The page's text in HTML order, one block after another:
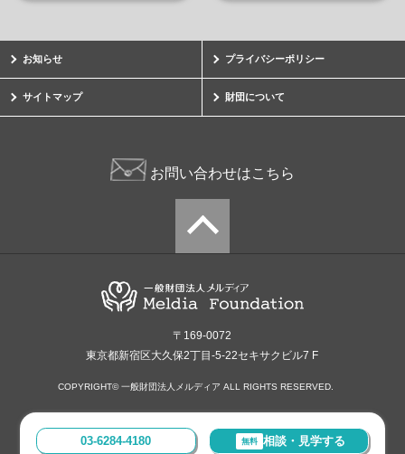
03-6284-4180 無料 相談・見学する
お知らせ プライバシーポリシー
サイトマップ 財団について
お問い合わせはこちら
〒169-0072
東京都新宿区大久保2丁目-5-22セキサクビル7 F
COPYRIGHT© 一般財団法人メルディア ALL RIGHTS RESERVED.